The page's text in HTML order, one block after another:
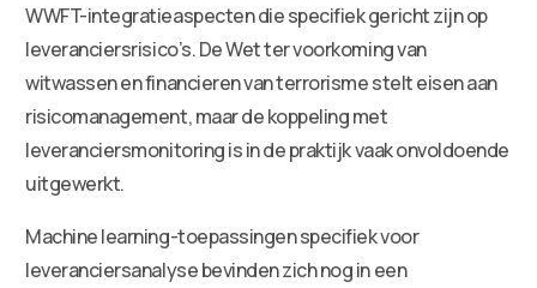
WWFT-integratieaspecten die specifiek gericht zijn op
leveranciersrisico’s. De Wet ter voorkoming van
witwassen en financieren van terrorisme stelt eisen aan
risicomanagement, maar de koppeling met
leveranciersmonitoring is in de praktijk vaak onvoldoende
uitgewerkt.
Machine learning-toepassingen specifiek voor
leveranciersanalyse bevinden zich nog in een